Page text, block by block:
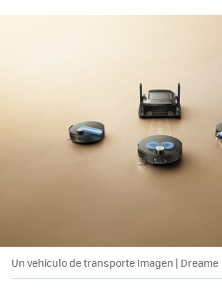
Un vehículo de transporte Imagen | Dreame